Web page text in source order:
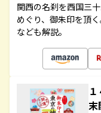
関西の名刹を西国三
めぐり、御朱印を頂
なども解説。